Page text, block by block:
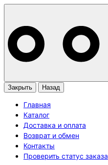
Закрыть Назад
Главная
Каталог
Доставка и оплата
Возврат и обмен
Контакты
Проверить статус заказа